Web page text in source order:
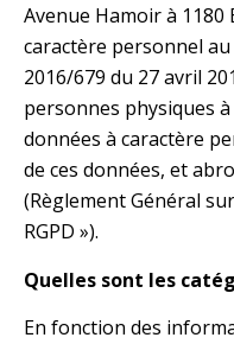
Avenue Hamoir à
caractère personnel au
2016/679 du 27 avril
personnes physiques
données à caractère
de ces données, et
(Règlement Général
RGPD »).
Quelles sont les
En fonction des